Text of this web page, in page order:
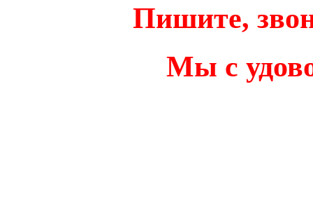
Пишите,
Мы с